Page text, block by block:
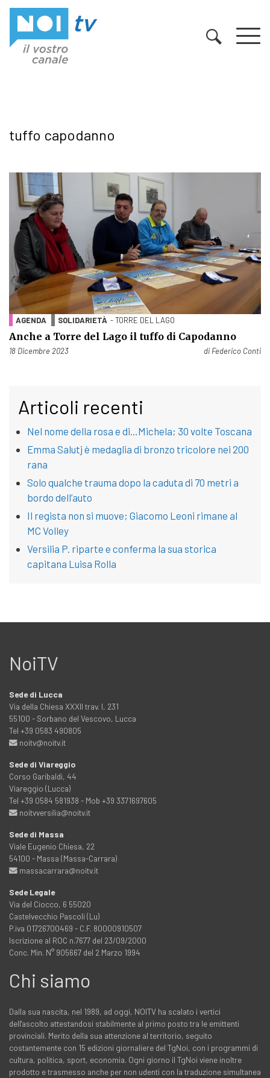
tuffo capodanno
AGENDA SOLIDARIETÀ - TORRE DEL LAGO
Anche a Torre del Lago il tuffo di Capodanno
Pubblicato il
18 Dicembre 2023 di Federico Conti
Articoli recenti
Nel nome della rosa e di…Michela; 30 volte Toscana
Emma Salutj è medaglia di bronzo tricolore nei 200
rana
Solo qualche trauma dopo la caduta di 70 metri a
bordo dell’auto
Il regista non si muove; Giacomo Leoni rimane al
MC Volley
Versilia P. riparte e conferma la sua storica
capitana Luisa Rolla
NoiTV
Sede di Lucca
Via della Chiesa XXXII trav. I, 231
55100 - Sorbano del Vescovo, Lucca
Tel +39 0583 490805
noitv@noitv.it
Sede di Viareggio
Corso Garibaldi, 44
Viareggio (Lucca)
Tel +39 0584 581938 - Mob +39 3371697605
noitvversilia@noitv.it
Sede di Massa
Viale Eugenio Chiesa, 22
54100 - Massa (Massa-Carrara)
massacarrara@noitv.it
Sede Legale
Via del Ciocco, 6 55020
Castelvecchio Pascoli (Lu)
P.iva 01726700469 - C.F. 80000910507
Iscrizione al ROC n.7677 del 23/09/2000
Conc. Min. N° 905667 del 2 Marzo 1994
Chi siamo
Dalla sua nascita, nel 1989, ad oggi, NOITV ha scalato i vertici
dell'ascolto attestandosi stabilmente al primo posto tra le emittenti
provinciali. Merito della sua attenzione al territorio, seguito
costantemente con 15 edizioni giornaliere del TgNoi, con i programmi di
cultura, politica, sport, economia. Ogni giorno il TgNoi viene inoltre
prodotto e trasmesso anche per non udenti con la traduzione simultanea